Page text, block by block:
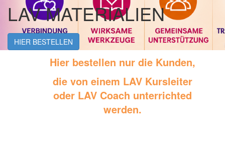
LAV MATERIALIEN
HIER BESTELLEN
Hier bestellen nur die Kunden,
die von einem LAV Kursleiter
oder LAV Coach unterrichted
werden.